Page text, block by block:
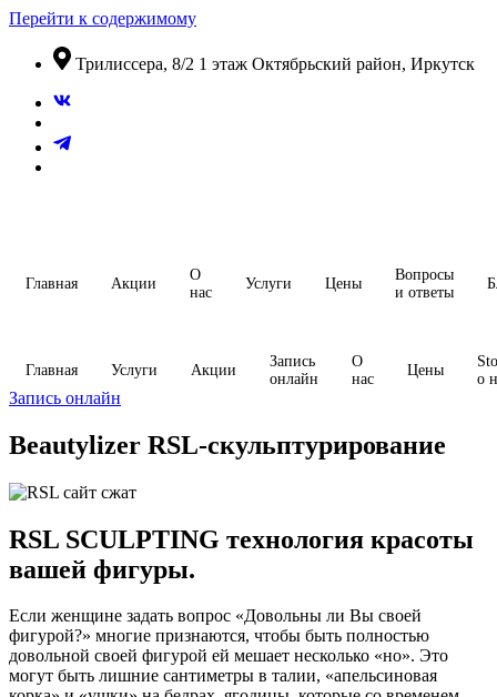
Перейти к содержимому
​Трилиссера, 8/2​ 1 этаж​ Октябрьский район, Иркутск
Главная Акции
О
нас
Услуги Цены
Вопросы
и ответы
Главная Услуги Акции
Запись
онлайн
О
нас
Цены
о
Запись онлайн
Beautylizer RSL-скульптурирование
RSL SCULPTING технология красоты
вашей фигуры.
Если женщине задать вопрос «Довольны ли Вы своей
фигурой?» многие признаются, чтобы быть полностью
довольной своей фигурой ей мешает несколько «но». Это
могут быть лишние сантиметры в талии, «апельсиновая